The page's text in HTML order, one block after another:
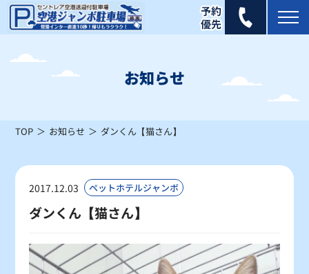
2025年 8月
日
1 2
×
3 4 5 6
10
×
11
×
12
×
13
×
14
× × × × × × ×
お知らせ
TOP お知らせ ダンくん【猫さん】
2017.12.03 ペットホテルジャンボ
ダンくん【猫さん】